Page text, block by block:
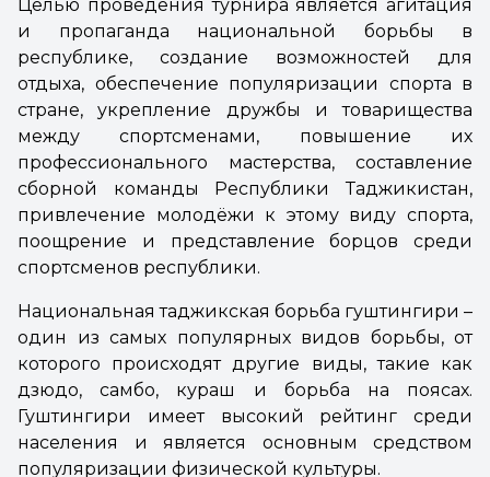
Целью проведения турнира является агитация
и пропаганда национальной борьбы в
республике, создание возможностей для
отдыха, обеспечение популяризации спорта в
стране, укрепление дружбы и товарищества
между спортсменами, повышение их
профессионального мастерства, составление
сборной команды Республики Таджикистан,
привлечение молодёжи к этому виду спорта,
поощрение и представление борцов среди
спортсменов республики.
Национальная таджикская борьба гуштингири –
один из самых популярных видов борьбы, от
которого происходят другие виды, такие как
дзюдо, самбо, кураш и борьба на поясах.
Гуштингири имеет высокий рейтинг среди
населения и является основным средством
популяризации физической культуры.